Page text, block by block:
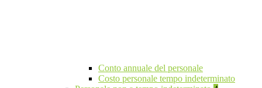
Conto annuale del personale
Costo personale tempo indeterminato